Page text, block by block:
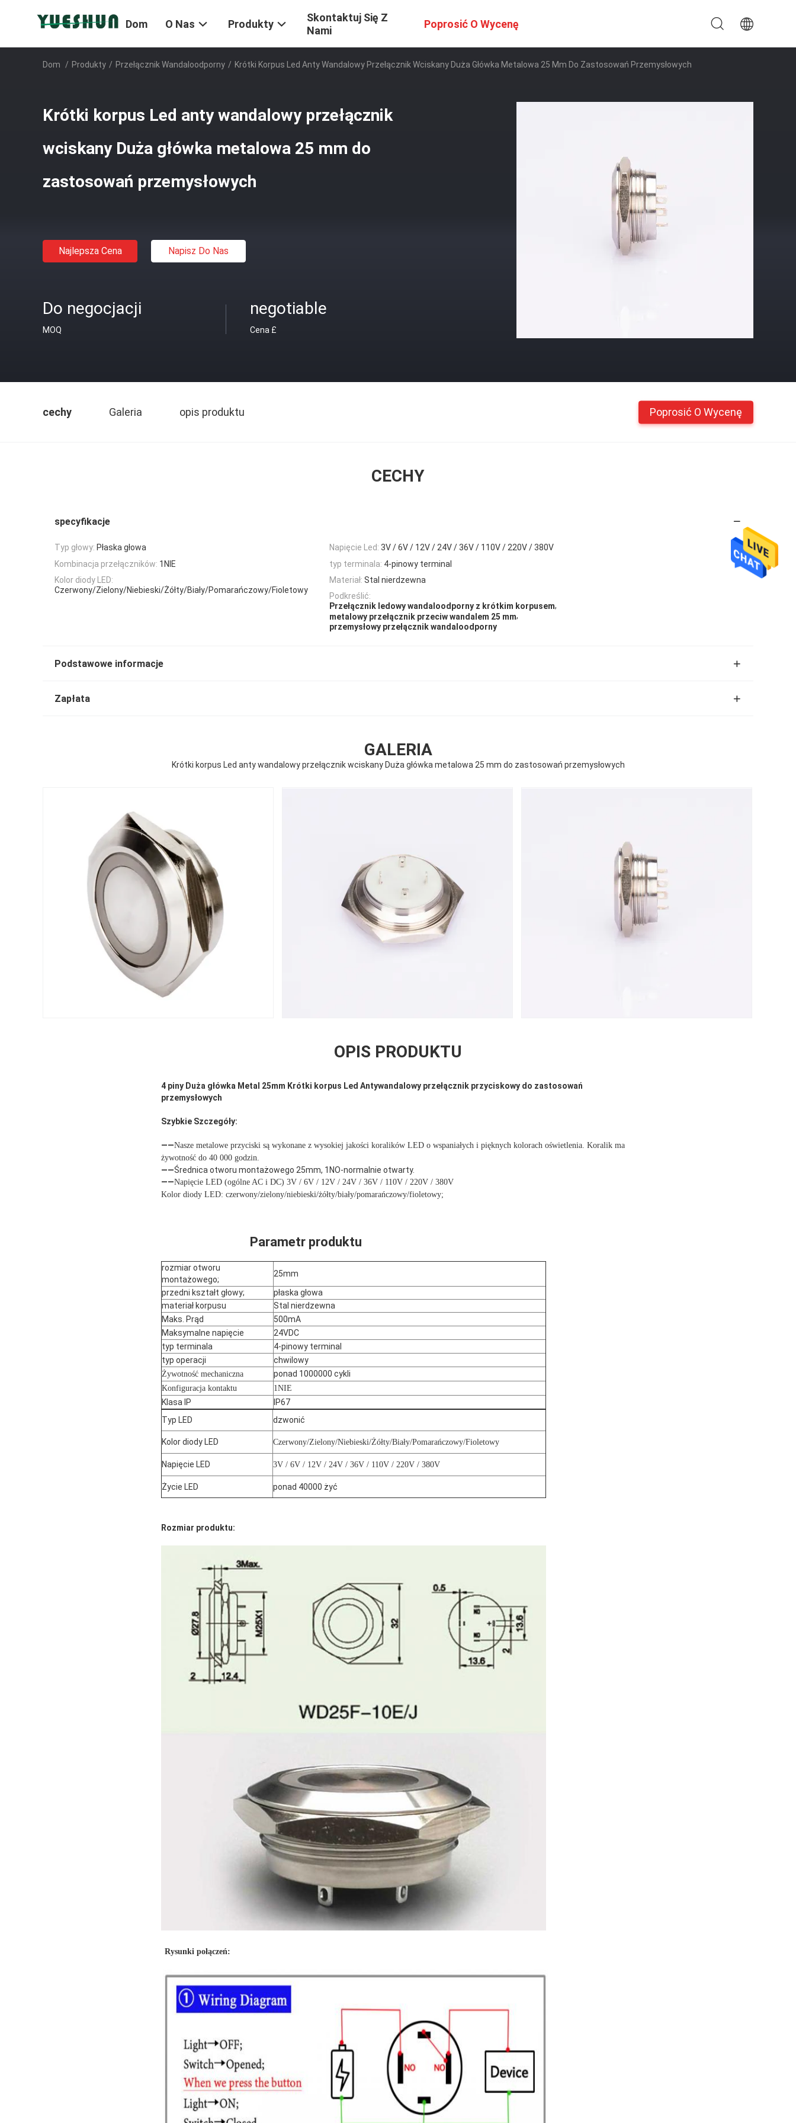
Dom O Nas Produkty
Skontaktuj Się Z
Nami
Poprosić O Wycenę
Dom / Produkty / Przełącznik Wandaloodporny / Krótki Korpus Led Anty Wandalowy Przełącznik Wciskany Duża Główka Metalowa 25 Mm Do Zastosowań Przemysłowych
Krótki korpus Led anty wandalowy przełącznik
wciskany Duża główka metalowa 25 mm do
zastosowań przemysłowych
Najlepsza Cena Napisz Do Nas
Do negocjacji
MOQ
negotiable
Cena £
cechy Galeria opis produktu Poprosić O Wycenę
CECHY
specyfikacje
Typ głowy: Płaska głowa Napięcie Led: 3V / 6V / 12V / 24V / 36V / 110V / 220V / 380V
Kombinacja przełączników: 1NIE typ terminala: 4-pinowy terminal
Kolor diody LED:
Czerwony/Zielony/Niebieski/Żółty/Biały/Pomarańczowy/Fioletowy
Materiał: Stal nierdzewna
Podkreślić:
Przełącznik ledowy wandaloodporny z krótkim korpusem,
metalowy przełącznik przeciw wandalem 25 mm,
przemysłowy przełącznik wandaloodporny
Podstawowe informacje
Zapłata
GALERIA
Krótki korpus Led anty wandalowy przełącznik wciskany Duża główka metalowa 25 mm do zastosowań przemysłowych
OPIS PRODUKTU
4 piny Duża główka Metal 25mm Krótki korpus Led Antywandalowy przełącznik przyciskowy do zastosowań
przemysłowych
Szybkie Szczegóły:
——Nasze metalowe przyciski są wykonane z wysokiej jakości koralików LED o wspaniałych i pięknych kolorach oświetlenia. Koralik ma
żywotność do 40 000 godzin.
——Średnica otworu montażowego 25mm, 1NO-normalnie otwarty.
——Napięcie LED (ogólne AC i DC) 3V / 6V / 12V / 24V / 36V / 110V / 220V / 380V
Kolor diody LED: czerwony/zielony/niebieski/żółty/biały/pomarańczowy/fioletowy;
Parametr produktu
rozmiar otworu
montażowego;
25mm
przedni kształt głowy;
płaska głowa
materiał korpusu
Stal nierdzewna
Maks. Prąd
500mA
Maksymalne napięcie
24VDC
typ terminala
4-pinowy terminal
typ operacji
chwilowy
Żywotność mechaniczna ponad 1000000 cykli
Konfiguracja kontaktu 1NIE
Klasa IP
IP67
Typ LED
dzwonić
Kolor diody LED Czerwony/Zielony/Niebieski/Żółty/Biały/Pomarańczowy/Fioletowy
Napięcie LED 3V / 6V / 12V / 24V / 36V / 110V / 220V / 380V
Życie LED ponad 40000 żyć
Rozmiar produktu:
Rysunki połączeń: